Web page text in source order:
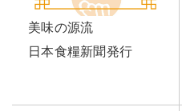
美味の源流
日本食糧新聞発行